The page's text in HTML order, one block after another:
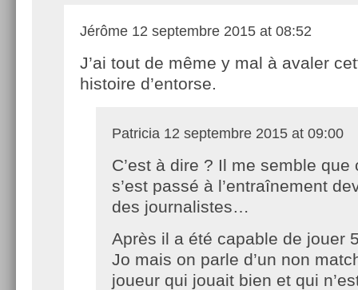
Jérôme 12 septembre 2015 at 08:52
J’ai tout de même y mal à avaler
histoire d’entorse.
Patricia 12 septembre 2015 at 09:00
C’est à dire ? Il me semble que
s’est passé à l’entraînement
des journalistes…
Après il a été capable de jouer
Jo mais on parle d’un non
joueur qui jouait bien et qui